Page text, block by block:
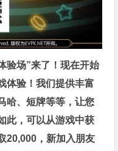
验场”来了！现在开始
体验！我们提供丰富
哈、短牌等等，让您
此，可以从游戏中获
20,000，新加入朋友